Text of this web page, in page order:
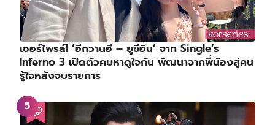
เซอร์ไพรส์! ‘อีกวานฮี – ยูชีอึน’ จาก Single’s
Inferno 3 เปิดตัวคบหาดูใจกัน พัฒนาจากพี่น้องสู่คน
รู้ใจหลังจบรายการ